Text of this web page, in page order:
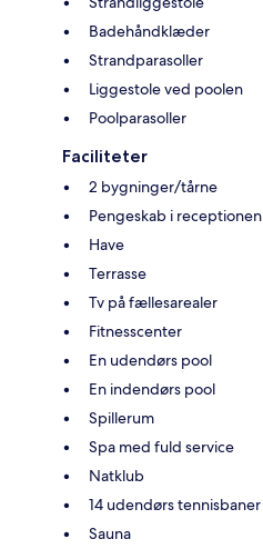
Badehåndklæder
Strandparasoller
Liggestole ved poolen
Poolparasoller
Faciliteter
2 bygninger/tårne
Pengeskab i receptionen
Have
Terrasse
Tv på fællesarealer
Fitnesscenter
En udendørs pool
En indendørs pool
Spillerum
Spa med fuld service
Natklub
14 udendørs tennisbaner
Sauna